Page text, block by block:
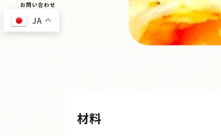
お問い合わせ
JA
材料